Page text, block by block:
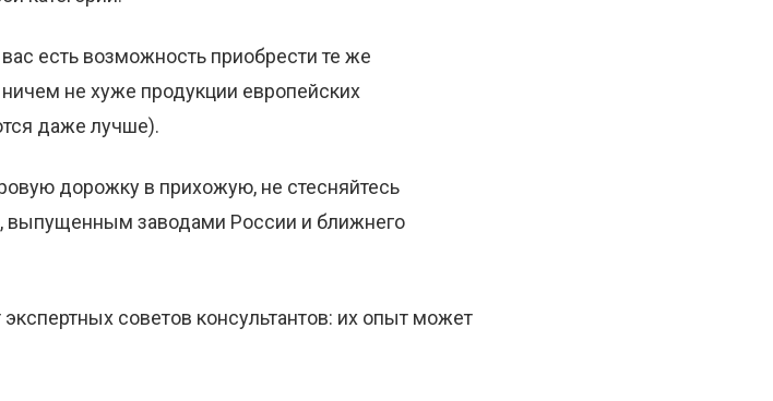
есть возможность приобрести те же
не хуже продукции европейских
даже лучше).
дорожку в прихожую, не стесняйтесь
выпущенным заводами России и ближнего
советов консультантов: их опыт может